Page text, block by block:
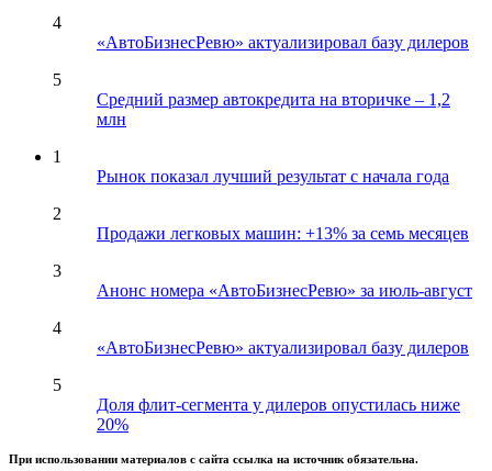
4
«АвтоБизнесРевю» актуализировал базу дилеров
5
Средний размер автокредита на вторичке – 1,2
млн
1
Рынок показал лучший результат с начала года
2
Продажи легковых машин: +13% за семь месяцев
3
Анонс номера «АвтоБизнесРевю» за июль-август
4
«АвтоБизнесРевю» актуализировал базу дилеров
5
Доля флит-сегмента у дилеров опустилась ниже
20%
При использовании материалов с сайта ссылка на источник обязательна.